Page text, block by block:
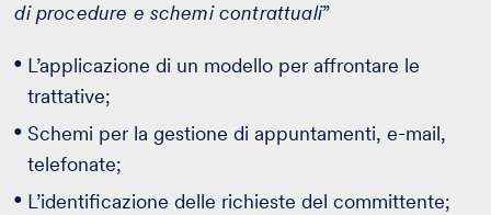
di procedure e schemi contrattuali”
L’applicazione di un modello per affrontare le
trattative;
Schemi per la gestione di appuntamenti, e-mail,
telefonate;
L’identificazione delle richieste del committente;